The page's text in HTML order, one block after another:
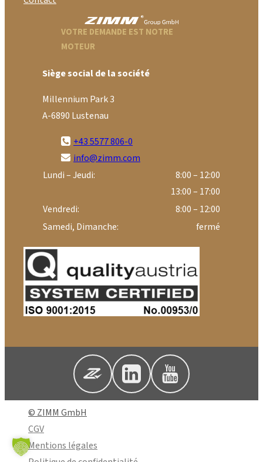
VOTRE DEMANDE EST NOTRE
MOTEUR
Siège social de la société
Millennium Park 3
A-6890 Lustenau
+43 5577 806-0
info@zimm.com
Lundi – Jeudi:
8:00 – 12:00
13:00 – 17:00
Vendredi:
8:00 – 12:00
Samedi, Dimanche:
fermé
© ZIMM GmbH
CGV
Mentions légales